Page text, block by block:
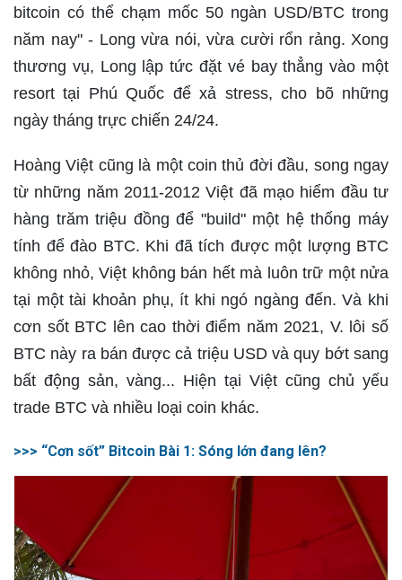
bitcoin có thể chạm mốc 50 ngàn USD/BTC trong
năm nay" - Long vừa nói, vừa cười rổn rảng. Xong
thương vụ, Long lập tức đặt vé bay thẳng vào một
resort tại Phú Quốc để xả stress, cho bõ những
ngày tháng trực chiến 24/24.
Hoàng Việt cũng là một coin thủ đời đầu, song ngay
từ những năm 2011-2012 Việt đã mạo hiểm đầu tư
hàng trăm triệu đồng để "build" một hệ thống máy
tính để đào BTC. Khi đã tích được một lượng BTC
không nhỏ, Việt không bán hết mà luôn trữ một nửa
tại một tài khoản phụ, ít khi ngó ngàng đến. Và khi
cơn sốt BTC lên cao thời điểm năm 2021, V. lôi số
BTC này ra bán được cả triệu USD và quy bớt sang
bất động sản, vàng... Hiện tại Việt cũng chủ yếu
trade BTC và nhiều loại coin khác.
>>> “Cơn sốt” Bitcoin Bài 1: Sóng lớn đang lên?